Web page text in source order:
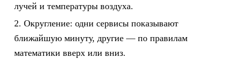
лучей и температуры воздуха.
Округление: одни сервисы показывают
ближайшую минуту, другие — по правилам
математики вверх или вниз.